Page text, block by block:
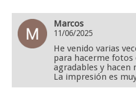
Marcos
11/06/2025
He venido varias
para hacerme fotos
agradables y hacen
La impresión es